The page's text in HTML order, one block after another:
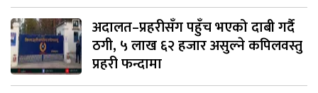
अदालत–प्रहरीसँग पहुँच भएको दाबी गर्दै
ठगी, ५ लाख ६२ हजार असुल्ने कपिलवस्तु
प्रहरी फन्दामा